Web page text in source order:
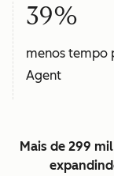
39%
menos tempo
Agent
Mais de 299